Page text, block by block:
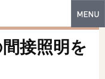
接照明を